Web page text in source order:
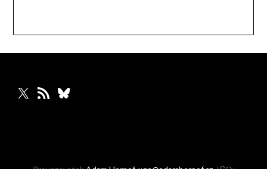
X RSS zdrojBluesky